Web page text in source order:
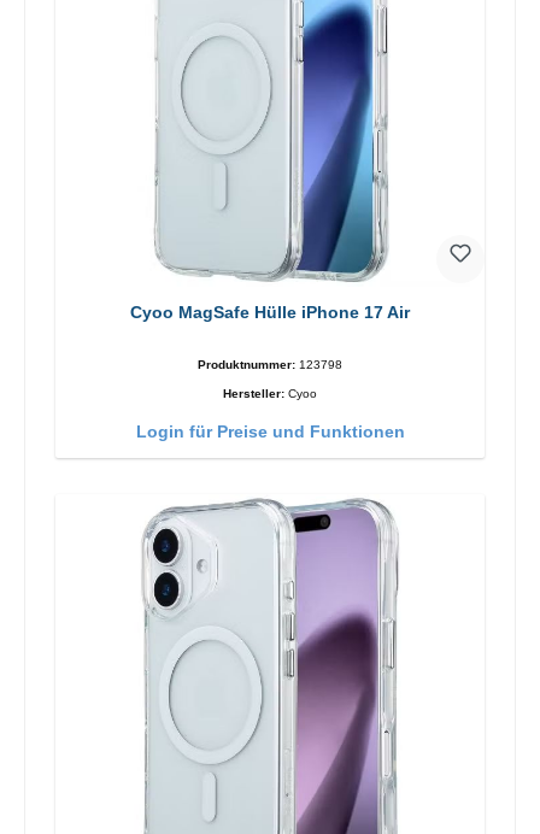
Cyoo MagSafe Hülle iPhone 17 Air
Produktnummer: 123798
Hersteller: Cyoo
Login für Preise und Funktionen